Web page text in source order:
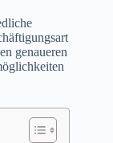
genaueren